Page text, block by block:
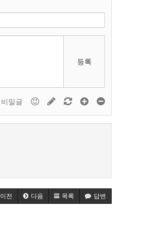
등록
비밀글
이전 다음 목록 답변